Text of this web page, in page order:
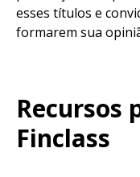
esses títulos e
formarem sua
Recursos
Finclass